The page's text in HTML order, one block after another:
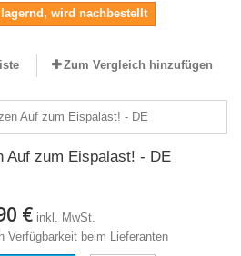
wird nachbestellt
Zum Vergleich hinzufügen
Auf zum Eispalast! - DE
€ inkl. MwSt.
Verfügbarkeit beim Lieferanten